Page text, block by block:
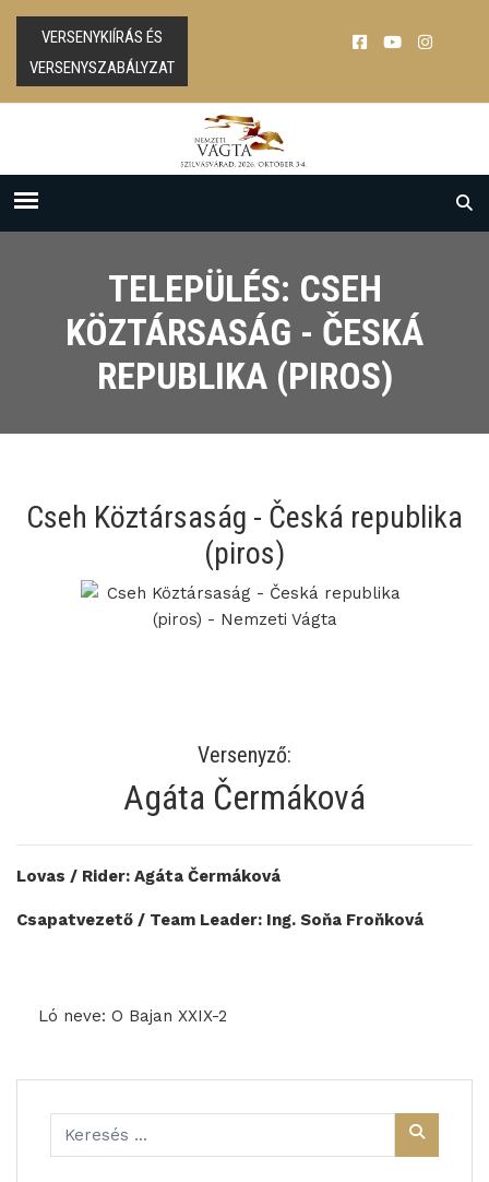
VERSENYKIÍRÁS ÉS
VERSENYSZABÁLYZAT
TELEPÜLÉS: CSEH
KÖZTÁRSASÁG - ČESKÁ
REPUBLIKA (PIROS)
Cseh Köztársaság - Česká republika
(piros)
Versenyző:
Agáta Čermáková
Lovas / Rider: Agáta Čermáková
Csapatvezető / Team Leader: Ing. Soňa Froňková
Ló neve: O Bajan XXIX-2